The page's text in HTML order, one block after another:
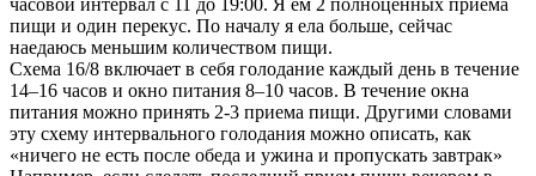
часовой интервал с 11 до 19:00. Я ем 2 полноценных приема
пищи и один перекус. По началу я ела больше, сейчас
наедаюсь меньшим количеством пищи.
Схема 16/8 включает в себя голодание каждый день в течение
14–16 часов и окно питания 8–10 часов. В течение окна
питания можно принять 2-3 приема пищи. Другими словами
эту схему интервального голодания можно описать, как
«ничего не есть после обеда и ужина и пропускать завтрак»